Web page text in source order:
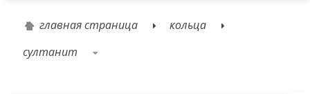
главная страница
кольца
султанит